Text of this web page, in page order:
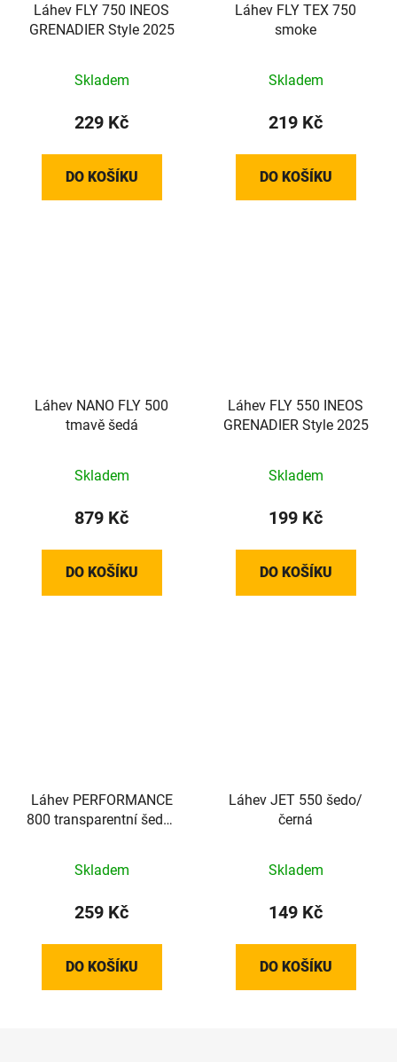
Láhev FLY 750 INEOS
GRENADIER Style 2025
Skladem
229 Kč
DO KOŠÍKU
Láhev FLY TEX 750
smoke
Skladem
219 Kč
DO KOŠÍKU
Láhev NANO FLY 500
tmavě šedá
Skladem
879 Kč
DO KOŠÍKU
Láhev FLY 550 INEOS
GRENADIER Style 2025
Skladem
199 Kč
DO KOŠÍKU
Láhev PERFORMANCE
800 transparentní šedá/
Skladem
259 Kč
DO KOŠÍKU
Láhev JET 550 šedo/
černá
Skladem
149 Kč
DO KOŠÍKU